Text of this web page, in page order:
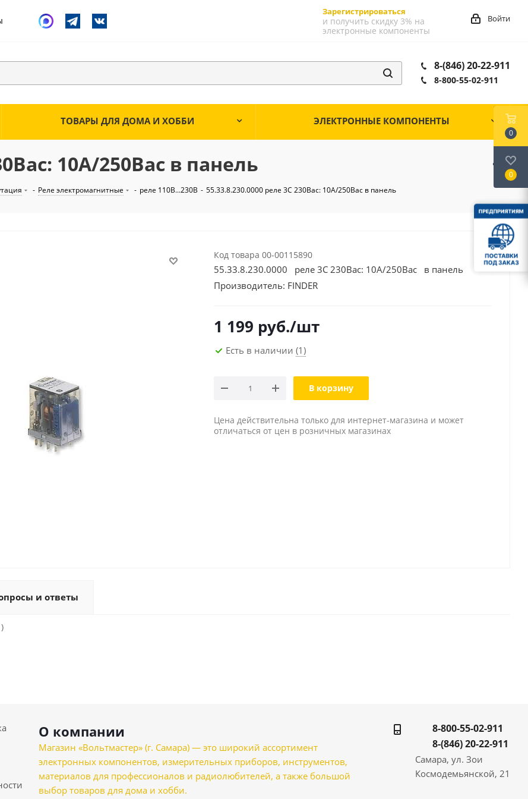
Зарегистрироваться
и получить скидку 3% на
электронные компоненты
Войти
8-(846) 20-22-911
8-800-55-02-911
ТОВАРЫ ДЛЯ ДОМА И ХОББИ ЭЛЕКТРОННЫЕ КОМПОНЕНТЫ
10А/250Вac в панель
- Реле электромагнитные - реле 110В...230В - 55.33.8.230.0000 реле 3C 230Вac: 10А/250Вac в панель
Код товара 00-00115890
55.33.8.230.0000 реле 3C 230Вac: 10А/250Вac в панель
Производитель: FINDER
1 199 руб./шт
Есть в наличии (1)
В корзину
Цена действительна только для интернет-магазина и может
отличаться от цен в розничных магазинах
и ответы
О компании
Магазин «Вольтмастер» (г. Самара) — это широкий ассортимент
электронных компонентов, измерительных приборов, инструментов,
материалов для профессионалов и радиолюбителей, а также большой
выбор товаров для дома и хобби.
8-800-55-02-911
8-(846) 20-22-911
Самара, ул. Зои
Космодемьянской, 21
0
0